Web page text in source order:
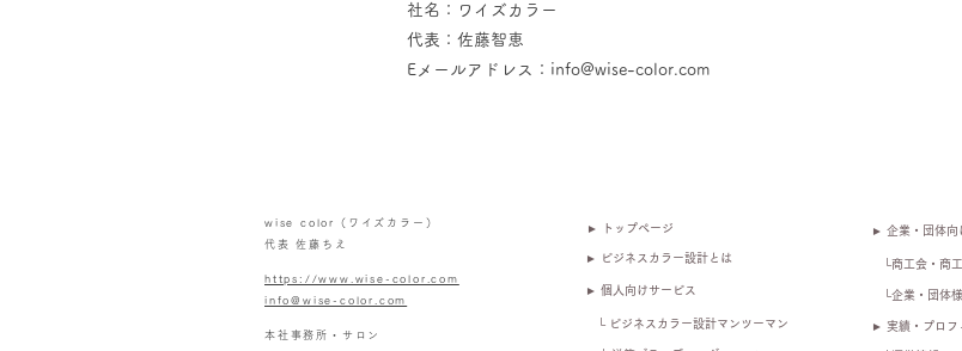
社名：ワイズカラー
代表：佐藤智恵
Eメールアドレス：info@wise-color.com
wise color（ワイズカラー）
代表 佐藤ちえ
https://www.wise-color.com
info@wise-color.com
本社事務所・サロン
► トップページ
► ビジネスカラー設計とは
► 個人向けサービス
└ ビジネスカラー設計マンツーマン
► 企業・団体向
└商工会・商
└企業・団体
► 実績・プロフ